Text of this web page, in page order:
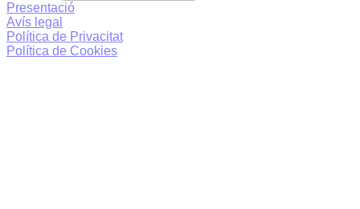
Presentació
Avís legal
Política de Privacitat
Política de Cookies